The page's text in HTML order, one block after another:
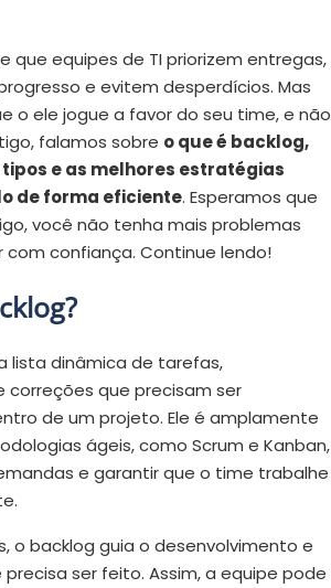
que equipes de TI priorizem entregas,
e evitem desperdícios. Mas
o ele jogue a favor do seu time, e não
falamos sobre o que é backlog,
e as melhores estratégias
de forma eficiente. Esperamos que
você não tenha mais problemas
com confiança. Continue lendo!
lista dinâmica de tarefas,
correções que precisam ser
de um projeto. Ele é amplamente
ágeis, como Scrum e Kanban,
e garantir que o time trabalhe
o backlog guia o desenvolvimento e
ser feito. Assim, a equipe pode